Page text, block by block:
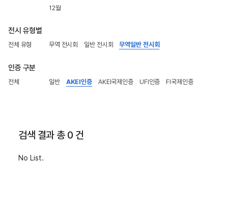
12월
전시 유형별
전체 유형 무역 전시회 일반 전시회 무역일반 전시회
인증 구분
전체 일반 AKEI인증 AKEI국제인증 UFI인증 FI국제인증
검색 결과 총 0 건
No List.